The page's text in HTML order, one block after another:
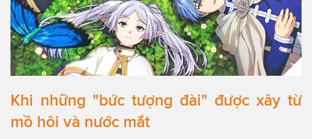
Khi những "bức tượng đài" được xây từ
mồ hôi và nước mắt